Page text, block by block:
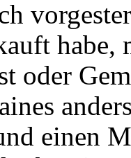
habe,
oder
einen